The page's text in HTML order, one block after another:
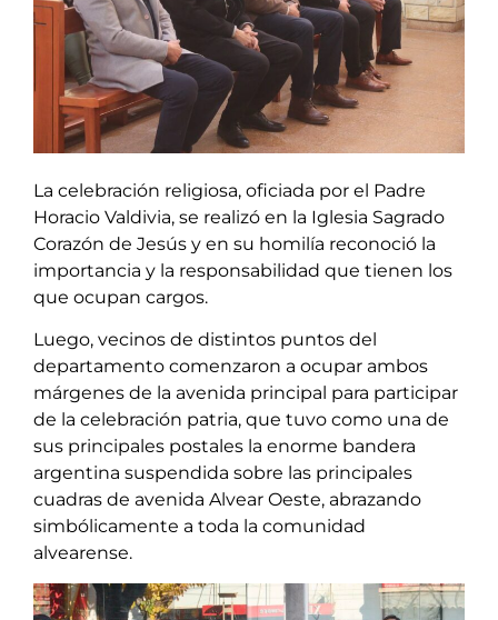
La celebración religiosa, oficiada por el Padre
Horacio Valdivia, se realizó en la Iglesia Sagrado
Corazón de Jesús y en su homilía reconoció la
importancia y la responsabilidad que tienen los
que ocupan cargos.
Luego, vecinos de distintos puntos del
departamento comenzaron a ocupar ambos
márgenes de la avenida principal para participar
de la celebración patria, que tuvo como una de
sus principales postales la enorme bandera
argentina suspendida sobre las principales
cuadras de avenida Alvear Oeste, abrazando
simbólicamente a toda la comunidad
alvearense.